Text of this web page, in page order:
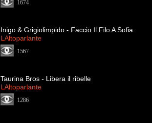
1674
Inigo & Grigiolimpido - Faccio Il Filo A Sofia
LAltoparlante
1567
Taurina Bros - Libera il ribelle
LAltoparlante
1286